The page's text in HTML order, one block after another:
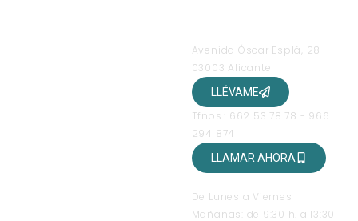
Avenida Óscar Esplá, 28
03003 Alicante
LLÉVAME
Tfnos.: 662 53 78 78 - 966
294 874
LLAMAR AHORA
De Lunes a Viernes
Mañanas: de 9:30 h. a 13:30